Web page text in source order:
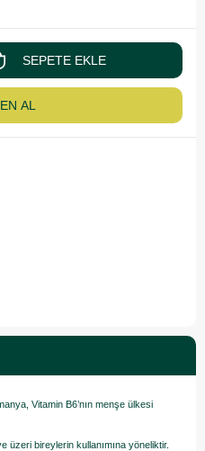
Vitamin B6’nın menşe ülkesi
üzeri bireylerin kullanımına yöneliktir.